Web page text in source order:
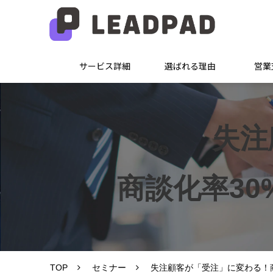
サービス詳細 選ばれる理由 営
失
商談化率
TOP セミナー 失注顧客が「受注」に変わる